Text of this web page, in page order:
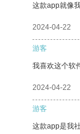
这款app就像
2024-04-22
游客
我喜欢这个软
2024-04-22
游客
这款app是我